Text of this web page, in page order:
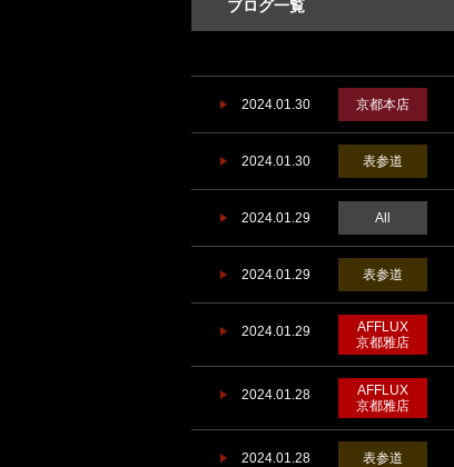
ブログ一覧
2024.01.30 京都本店
2024.01.30 表参道
2024.01.29 All
2024.01.29 表参道
2024.01.29
AFFLUX
京都雅店
2024.01.28
AFFLUX
京都雅店
2024.01.28 表参道